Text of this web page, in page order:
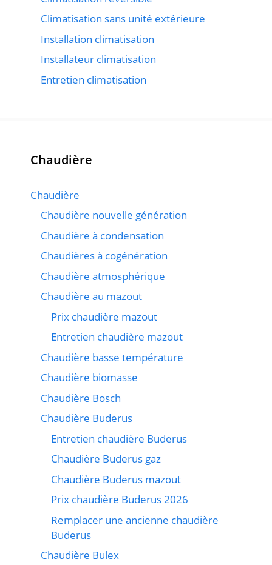
Climatisation sans unité extérieure
Installation climatisation
Installateur climatisation
Entretien climatisation
Chaudière
Chaudière
Chaudière nouvelle génération
Chaudière à condensation
Chaudières à cogénération
Chaudière atmosphérique
Chaudière au mazout
Prix chaudière mazout
Entretien chaudière mazout
Chaudière basse température
Chaudière biomasse
Chaudière Bosch
Chaudière Buderus
Entretien chaudière Buderus
Chaudière Buderus gaz
Chaudière Buderus mazout
Prix chaudière Buderus 2026
Remplacer une ancienne chaudière
Buderus
Chaudière Bulex